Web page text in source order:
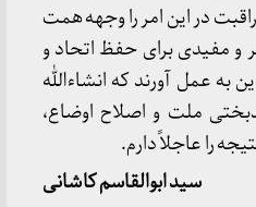
در این امر را وجهه همت
و مفیدی برای حفظ اتحاد و
به عمل آورند که انشاءالله
ملت و اصلاح اوضاع،
را عاجلاً دارم.
سید ابوالقاسم کاشانی